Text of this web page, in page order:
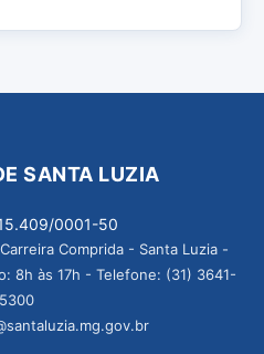
SANTA LUZIA
0001-50
Comprida - Santa Luzia -
8h às 17h - Telefone: (31) 3641-
5300